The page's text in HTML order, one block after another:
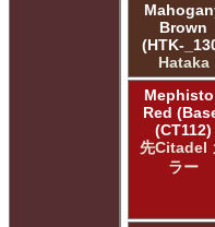
ＧＳＩクレオス 水
Brown
(HTK-
Hataka
Red
(CT112)
先Citadel
ラー